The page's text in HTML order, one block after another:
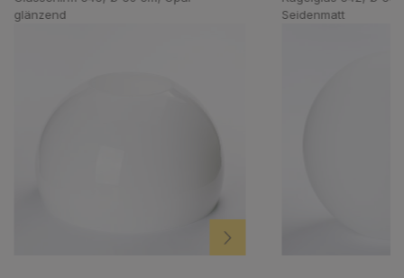
glänzend
Seidenmatt